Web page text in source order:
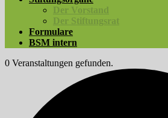
Der Vorstand
Der Stiftungsrat
Formulare
BSM intern
0 Veranstaltungen gefunden.